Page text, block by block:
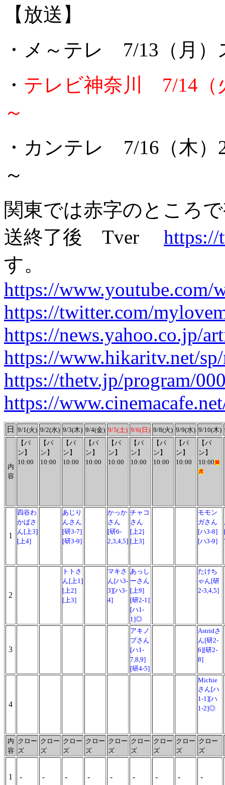
【放送】
・メ～テレ 7/13（月
・ テレビ神奈川 7/14（
～
・カンテレ 7/16（木
～
関東では赤字のところ
送終了後 Tver https://
す。
https://www.youtube.com/
https://twitter.com/
https://news.yahoo.co.jp/
https://www.hikaritv.net/
https://thetv.jp/program/
https://
日 9/1(火) 9/2(水) 9/3(木) 9/4(金) 9/5(土) 9/6(日) 9/8(火) 9/9(水) 9/10(木)
内
容
【パ
ン】
10:00
【パ
ン】
10:00
【パ
ン】
10:00
【パ
ン】
10:00
【パ
ン】
10:00
【パ
ン】
10:00
【パ
ン】
10:00
【パ
ン】
10:00
【パ
ン】
10:00満
席
1
四谷わ
かばさ
ん[上3]
[上4]
あじり
んさん
[研3-7]
[研3-9]
かっか
さん
[研6-
2,3,4,5]
チャコ
さん
[上2]
[上3]
モモン
ガさん
[ハ3-8]
[ハ3-9]
2
トトさ
ん[上1]
[上2]
[上3]
マキさ
ん[ハ3-
3][ハ3-
4]
あっし
ーさん
[上9]
[研2-1]
[ハ1-
1]◎
たけち
ゃん[研
2-3,4,5]
3
アキノ
ブさん
[ハ1-
7,8,9]
[研4-5]
Astridさ
ん[研2-
6][研2-
8]
4
Michie
さん[ハ
1-1][ハ
1-2]◎
内
容
クロー
ズ
クロー
ズ
クロー
ズ
クロー
ズ
クロー
ズ
クロー
ズ
クロー
ズ
クロー
ズ
クロー
ズ
1 - - - - - - - - -